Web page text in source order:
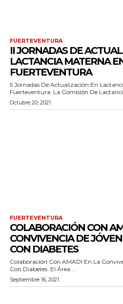
FUERTEVENTURA
II JORNADAS DE
LACTANCIA MATERNA
FUERTEVENTURA
II Jornadas De Actualización En
Fuerteventura. La Comisión De
Octubre 20, 2021
FUERTEVENTURA
COLABORACIÓN CON
CONVIVENCIA DE
CON DIABETES
Colaboración Con AMADI En La
Con Diabetes. El Área...
Septiembre 16, 2021